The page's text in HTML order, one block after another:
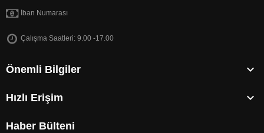
İban Numarası
Çalışma Saatleri: 9.00 -17.00
Önemli Bilgiler 
Hızlı Erişim 
Haber Bülteni